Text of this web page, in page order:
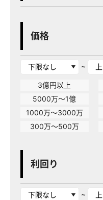
価格
~
3億円以上
5000万～1億
1000万～3000万
300万～500万
利回り
~